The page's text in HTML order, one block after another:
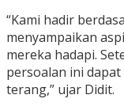
“Kami hadir
menyampaikan
mereka hadapi.
persoalan ini
terang,” ujar Didit.